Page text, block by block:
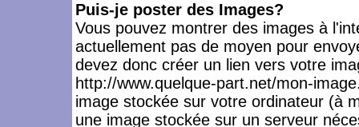
Puis-je poster des Images?
Vous pouvez montrer des images à
actuellement pas de moyen pour
devez donc créer un lien vers votre
http://www.quelque-part.net/mon-
image stockée sur votre ordinateur (à
une image stockée sur un serveur